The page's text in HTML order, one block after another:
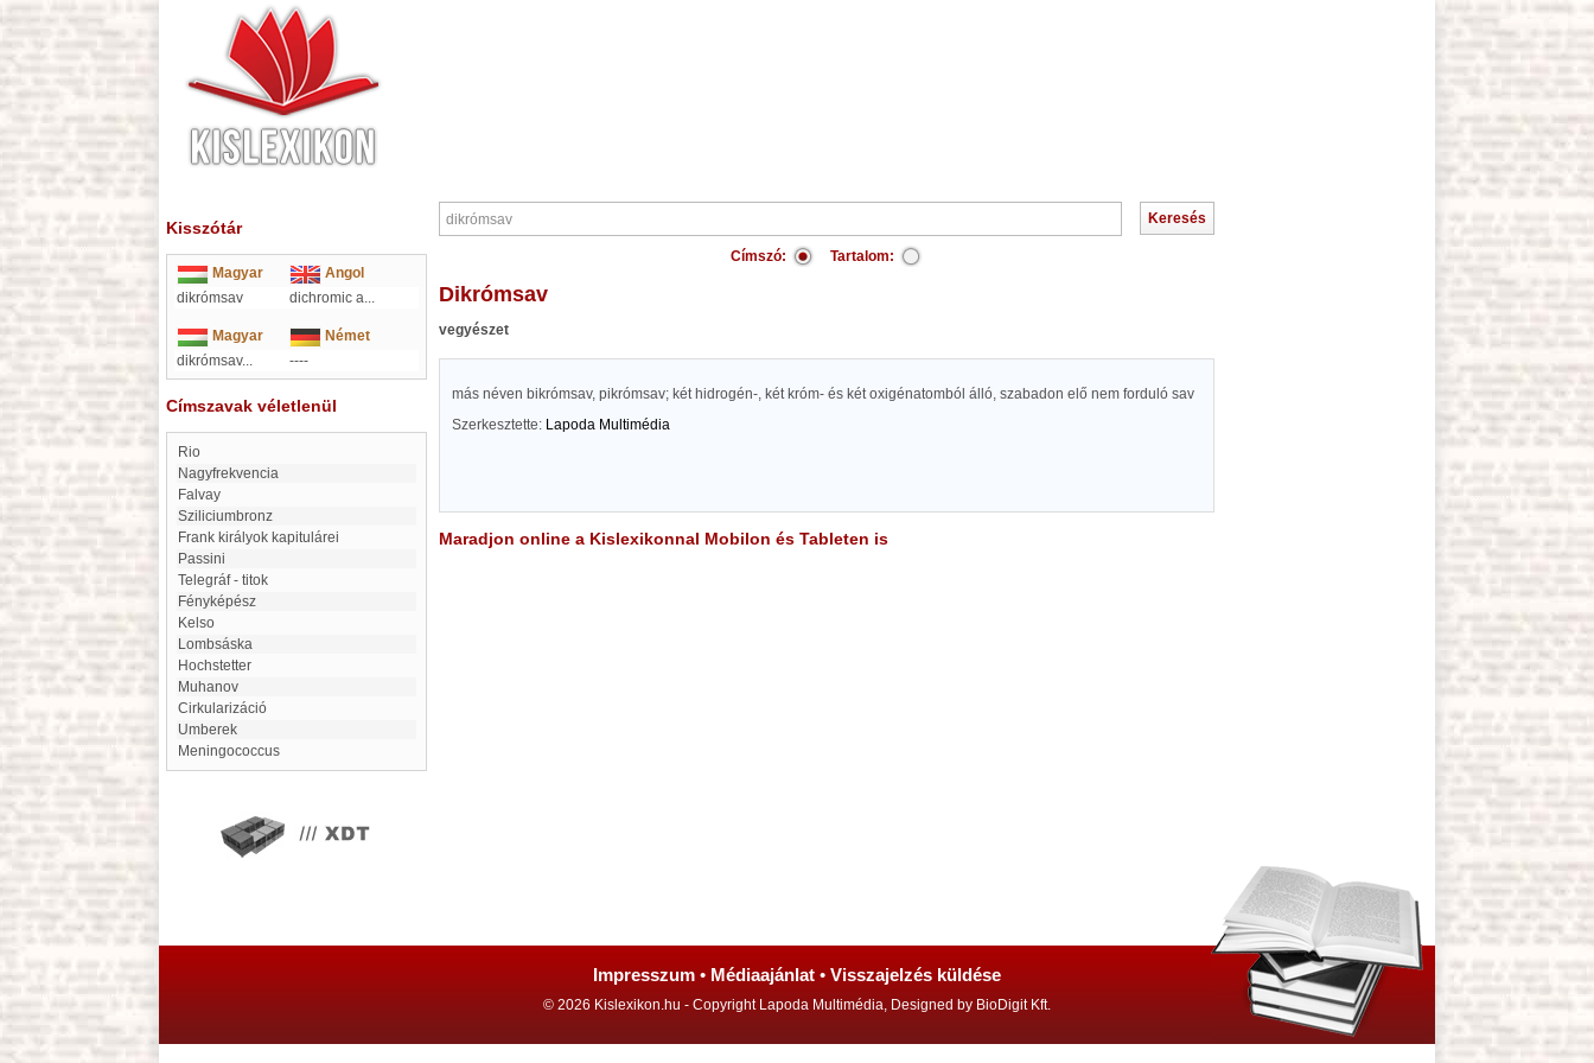
Kisszótár
Magyar
Angol
dikrómsav
dichromic a...
Magyar
Német
dikrómsav...
----
Címszavak véletlenül
Rio
nagyfrekvencia
Falvay
Sziliciumbronz
Frank királyok kapitulárei
Passini
Telegráf - titok
Fényképész
Kelso
Lombsáska
Hochstetter
Muhanov
cirkularizáció
Umberek
meningococcus
Címszó: Tartalom:
dikrómsav
vegyészet
más néven bikrómsav, pikrómsav; két hidrogén-, két króm- és két oxigénatomból álló, szabadon elő nem forduló sav
Szerkesztette: Lapoda Multimédia
Maradjon online a Kislexikonnal Mobilon és Tableten is
Impresszum • Médiaajánlat • Visszajelzés küldése
© 2026 Kislexikon.hu - Copyright Lapoda Multimédia, Designed by BioDigit Kft.